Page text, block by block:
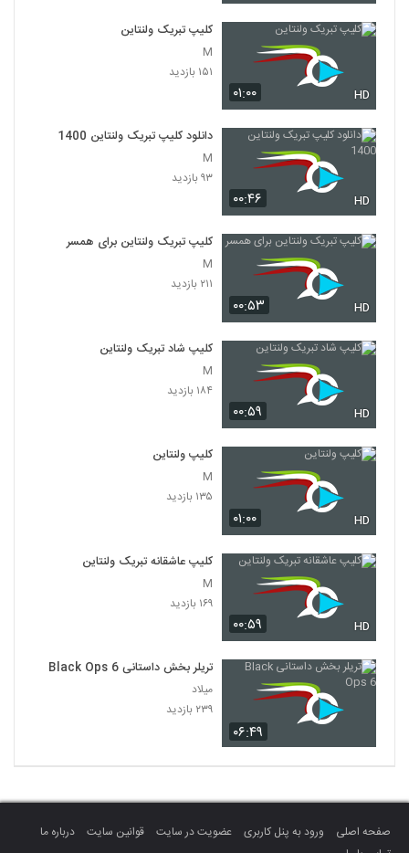
۰۱:۰۰ HD
کلیپ تبریک ولنتاین
M
۱۵۱ بازدید
۰۰:۴۶ HD
دانلود کلیپ تبریک ولنتاین 1400
M
۹۳ بازدید
۰۰:۵۳ HD
کلیپ تبریک ولنتاین برای همسر
M
۲۱۱ بازدید
۰۰:۵۹ HD
کلیپ شاد تبریک ولنتاین
M
۱۸۴ بازدید
۰۱:۰۰ HD
کلیپ ولنتاین
M
۱۳۵ بازدید
۰۰:۵۹ HD
کلیپ عاشقانه تبریک ولنتاین
M
۱۶۹ بازدید
۰۶:۴۹
تریلر بخش داستانی Black Ops 6
میلاد
۲۳۹ بازدید
صفحه اصلی ورود به پنل کاربری عضویت در سایت قوانین سایت
درباره ما